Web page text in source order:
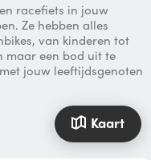
racefiets in jouw
Ze hebben alles
van kinderen tot
maar een bod uit te
jouw leeftijdsgenoten
Kaart